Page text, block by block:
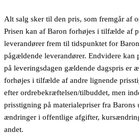
Alt salg sker til den pris, som fremgår af
Prisen kan af Baron forhøjes i tilfælde af
leverandører frem til tidspunktet for
pågældende leverandører. Endvidere kan
på leveringsdagen gældende dagspris er
forhøjes i tilfælde af andre lignende
efter ordrebekræftelsen/tilbuddet, men
prisstigning på materialepriser fra Barons
ændringer i offentlige afgifter,
andet.